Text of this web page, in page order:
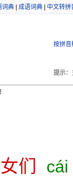
词典 成语词典 中文转拼
按拼音
提示：
们 cái